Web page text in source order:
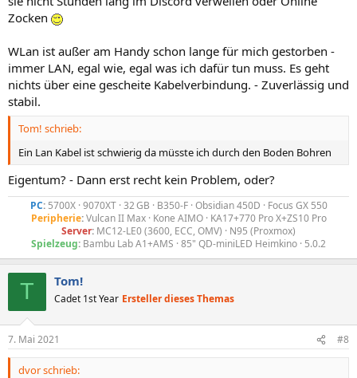
Zocken
WLan ist außer am Handy schon lange für mich gestorben -
immer LAN, egal wie, egal was ich dafür tun muss. Es geht
nichts über eine gescheite Kabelverbindung. - Zuverlässig und
stabil.
Tom! schrieb:
Ein Lan Kabel ist schwierig da müsste ich durch den Boden Bohren
Eigentum? - Dann erst recht kein Problem, oder?
PC:5700X · 9070XT · 32 GB · B350-F · Obsidian 450D · Focus GX 550
Peripherie:Vulcan II Max · Kone AIMO · KA17+770 Pro X+ZS10 Pro
Server: MC12-LE0 (3600, ECC, OMV) · N95 (Proxmox)
Spielzeug: Bambu Lab A1+AMS · 85" QD-miniLED Heimkino · 5.0.2​
T Tom!
Cadet 1st Year Ersteller dieses Themas
7. Mai 2021 #8
dvor schrieb: